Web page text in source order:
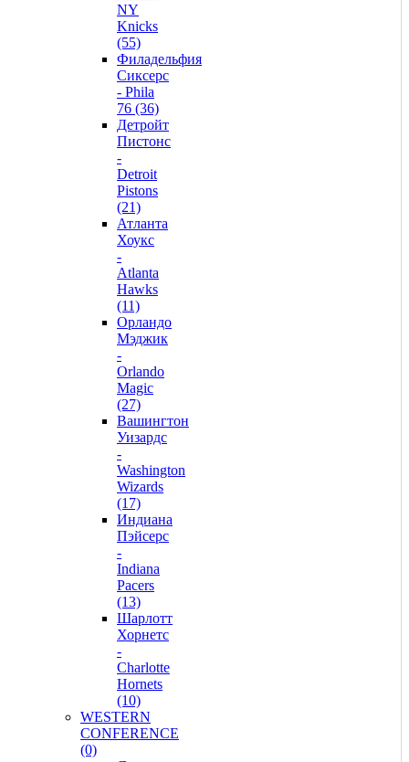
NY
Knicks
(55)
Филадельфия
Сиксерс
- Phila
76 (36)
Детройт
Пистонс
-
Detroit
Pistons
(21)
Атланта
Хоукс
-
Atlanta
Hawks
(11)
Орландо
Мэджик
-
Orlando
Magic
(27)
Вашингтон
Уизардс
-
Washington
Wizards
(17)
Индиана
Пэйсерс
-
Indiana
Pacers
(13)
Шарлотт
Хорнетс
-
Charlotte
Hornets
(10)
WESTERN
CONFERENCE
(0)